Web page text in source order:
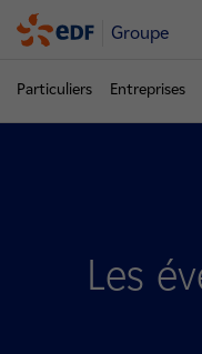
Groupe
Particuliers Entreprises
Les